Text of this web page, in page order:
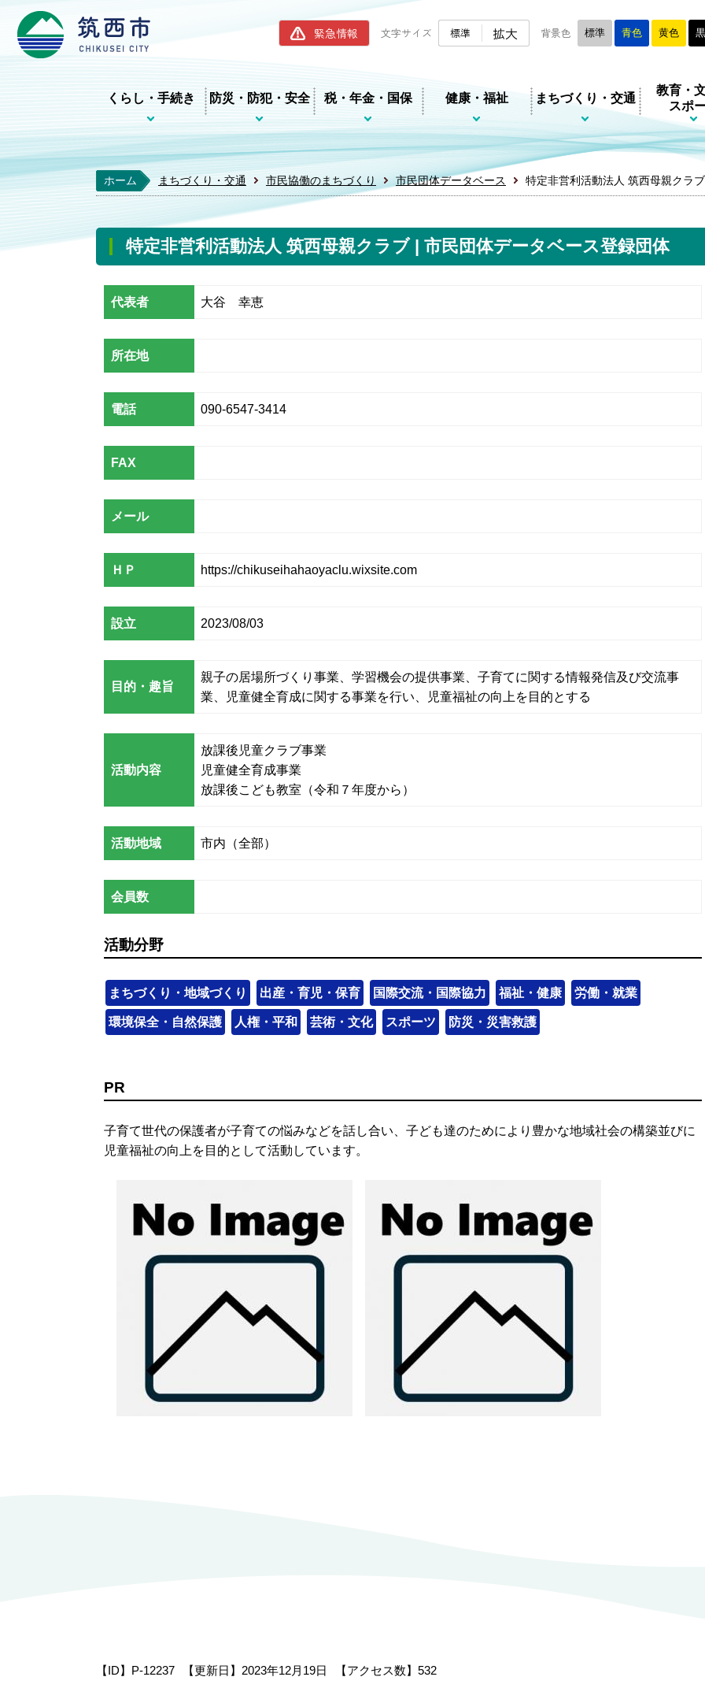
筑西市ホームページ
緊急情報 文字サイズ 標準 拡大 背景色 標準 青色 黄色
くらし・手続き 防災・防犯・安全 税・年金・国保 健康・福祉 まちづくり・交通
教育・
スポ
ホーム まちづくり・交通 市民協働のまちづくり 市民団体データベース 特定非営利活動法人 筑西母親クラ
特定非営利活動法人 筑西母親クラブ | 市民団体データベース登録団体
代表者 大谷 幸恵
所在地
電話 090-6547-3414
FAX
メール
ＨＰ https://chikuseihahaoyaclu.wixsite.com
設立 2023/08/03
目的・趣旨
親子の居場所づくり事業、学習機会の提供事業、子育てに関する情報発信及び交流事
業、児童健全育成に関する事業を行い、児童福祉の向上を目的とする
活動内容
放課後児童クラブ事業
児童健全育成事業
放課後こども教室（令和７年度から）
活動地域 市内（全部）
会員数
活動分野
まちづくり・地域づくり 出産・育児・保育 国際交流・国際協力 福祉・健康 労働・就業
環境保全・自然保護 人権・平和 芸術・文化 スポーツ 防災・災害救護
PR
子育て世代の保護者が子育ての悩みなどを話し合い、子ども達のためにより豊かな地域社会の構築並びに
児童福祉の向上を目的として活動しています。
【ID】 P-12237 【更新日】 2023年12月19日 【アクセス数】 532